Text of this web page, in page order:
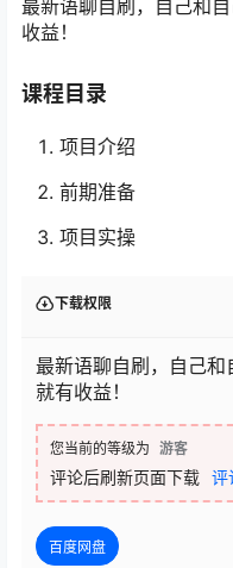
最新语聊自刷，自己和
收益！
课程目录
项目介绍
前期准备
项目实操
下载权限
最新语聊自刷，自己
就有收益！
您当前的等级为 游客
评论后刷新页面下载 评
百度网盘